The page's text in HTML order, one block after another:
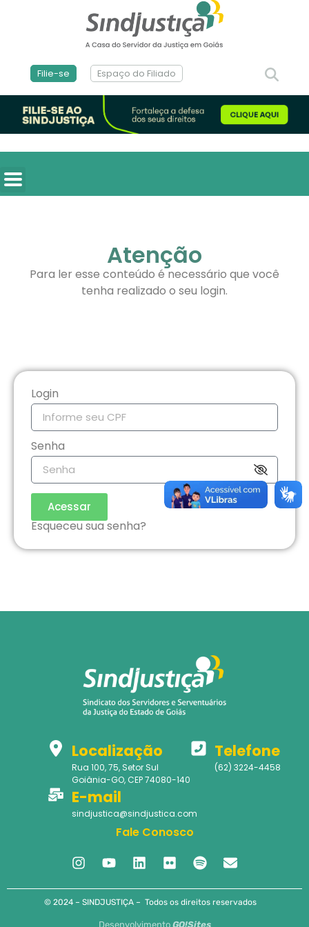
Filie-se Espaço do Filiado
Atenção
Para ler esse conteúdo é necessário que você
tenha realizado o seu login.
Login
Senha
Acessar
Esqueceu sua senha?
Localização
Rua 100, 75, Setor Sul
Goiânia-GO, CEP 74080-140
Telefone
(62) 3224-4458
E-mail
sindjustica@sindjustica.com
Fale Conosco
© 2024 – SINDJUSTIÇA – Todos os direitos reservados
Desenvolvimento GO!Sites